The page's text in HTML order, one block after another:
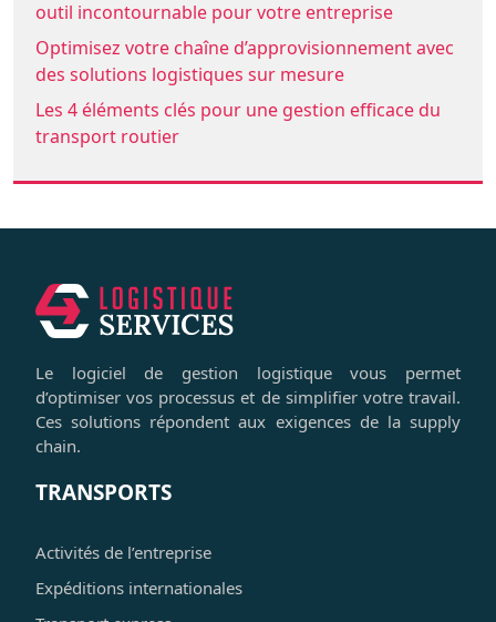
outil incontournable pour votre entreprise
Optimisez votre chaîne d’approvisionnement avec
des solutions logistiques sur mesure
Les 4 éléments clés pour une gestion efficace du
transport routier
Le logiciel de gestion logistique vous permet
d’optimiser vos processus et de simplifier votre travail.
Ces solutions répondent aux exigences de la supply
chain.
TRANSPORTS
Activités de l’entreprise
Expéditions internationales